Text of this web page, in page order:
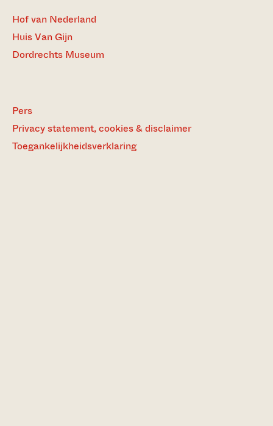
Hof van Nederland
Huis Van Gijn
Dordrechts Museum
Pers
Privacy statement, cookies & disclaimer
Toegankelijkheidsverklaring